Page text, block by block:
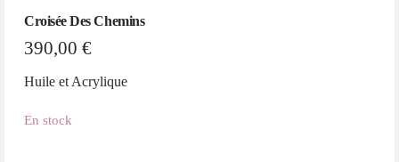
Croisée Des Chemins
390,00€
Huile et Acrylique
En stock